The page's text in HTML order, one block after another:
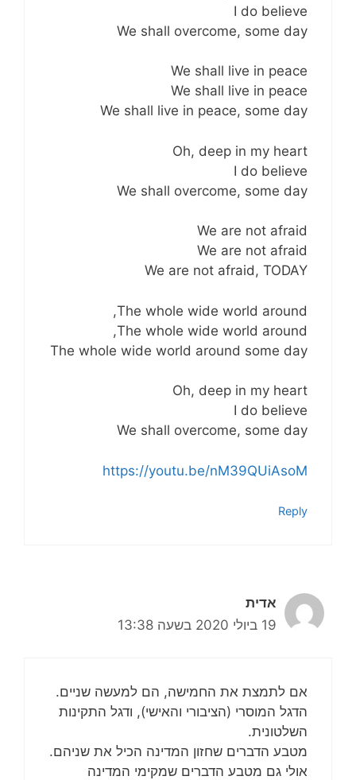
I do believe
We shall overcome, some day
We shall live in peace
We shall live in peace
We shall live in peace, some day
Oh, deep in my heart
I do believe
We shall overcome, some day
We are not afraid
We are not afraid
We are not afraid, TODAY
The whole wide world around,
The whole wide world around,
The whole wide world around some day
Oh, deep in my heart
I do believe
We shall overcome, some day
https://youtu.be/nM39QUiAsoM
Reply
אדית
19 ביולי 2020 בשעה 13:38
אם לתמצת את החמישה, הם למעשה שניים.
הדגל המוסרי (הציבורי והאישי), ודגל התקינות
השלטונית.
מטבע הדברים שחזון המדינה הכיל את שניהם.
אולי גם מטבע הדברים שמקימי המדינה